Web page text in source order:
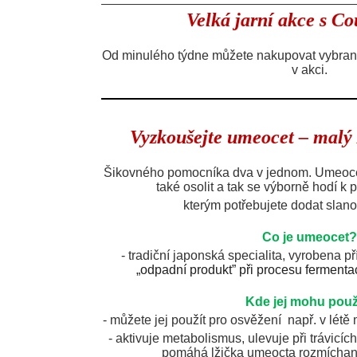
Velká jarní akce s
Od minulého týdne můžete nakupovat
v akci.
Vyzkoušejte umeocet –
Šikovného pomocníka dva v jednom.
také osolit a tak se výborně hodí k
kterým potřebujete dodat
Co je umeocet?
- tradiční japonská specialita, vyrobena
„odpadní produkt” při procesu
Kde jej mohu
- můžete jej použít pro osvěžení např. v létě
- aktivuje metabolismus, ulevuje při
pomáhá lžička umeocta